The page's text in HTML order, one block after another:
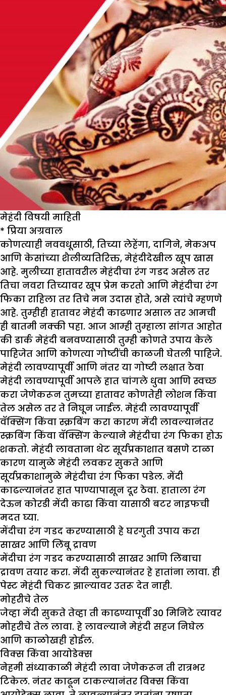
मेहंदी विषयी माहिती
* प्रिया अग्रवाल
कोणत्याही नववधूसाठी, तिच्या लेहेंगा, दागिने, मेकअप
आणि केसांच्या शैलीव्यतिरिक्त, मेहंदीदेखील खूप खास
आहे. मुलीच्या हातावरील मेहंदीचा रंग गडद असेल तर
तिचा नवरा तिच्यावर खूप प्रेम करतो आणि मेहंदीचा रंग
फिका राहिला तर तिचे मन उदास होते, असे त्यांचे म्हणणे
आहे. तुम्हीही हातावर मेहंदी काढणार असाल तर आमची
ही बातमी नक्की पहा. आज आम्ही तुम्हाला सांगत आहोत
की डार्क मेहंदी बनवण्यासाठी तुम्ही कोणते उपाय केले
पाहिजेत आणि कोणत्या गोष्टींची काळजी घेतली पाहिजे.
मेहंदी लावण्यापूर्वी आणि नंतर या गोष्टी लक्षात ठेवा
मेहंदी लावण्यापूर्वी आपले हात चांगले धुवा आणि स्वच्छ
करा जेणेकरून तुमच्या हातावर कोणतेही लोशन किंवा
तेल असेल तर ते निघून जाईल. मेहंदी लावण्यापूर्वी
वॅक्सिंग किंवा स्क्रबिंग करा कारण मेंदी लावल्यानंतर
स्क्रबिंग किंवा वॅक्सिंग केल्याने मेहंदीचा रंग फिका होऊ
शकतो. मेहंदी लावताना थेट सूर्यप्रकाशात बसणे टाळा
कारण यामुळे मेहंदी लवकर सुकते आणि
सूर्यप्रकाशामुळे मेहंदीचा रंग फिका पडेल. मेंदी
काढल्यानंतर हात पाण्यापासून दूर ठेवा. हाताला रंग
देऊन कोरडी मेंदी काढा किंवा यासाठी बटर नाइफची
मदत घ्या.
मेंदीचा रंग गडद करण्यासाठी हे घरगुती उपाय करा
साखर आणि लिंबू द्रावण
मेंदीचा रंग गडद करण्यासाठी साखर आणि लिंबाचा
द्रावण तयार करा. मेंदी सुकल्यानंतर हे हातांना लावा. ही
पेस्ट मेहंदी चिकट झाल्यावर उतरू देत नाही.
मोहरीचे तेल
जेव्हा मेंदी सुकते तेव्हा ती काढण्यापूर्वी 30 मिनिटे त्यावर
मोहरीचे तेल लावा. हे लावल्याने मेहंदी सहज निघेल
आणि काळोखही होईल.
विक्स किंवा आयोडेक्स
नेहमी संध्याकाळी मेहंदी लावा जेणेकरून ती रात्रभर
टिकेल. नंतर काढून टाकल्यानंतर विक्स किंवा